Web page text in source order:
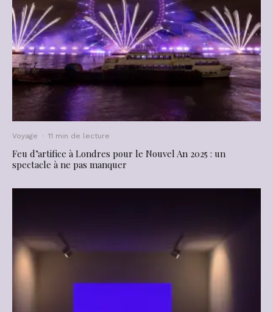
Voyage · 11 min de lecture
Feu d’artifice à Londres pour le Nouvel An 2025 : un
spectacle à ne pas manquer